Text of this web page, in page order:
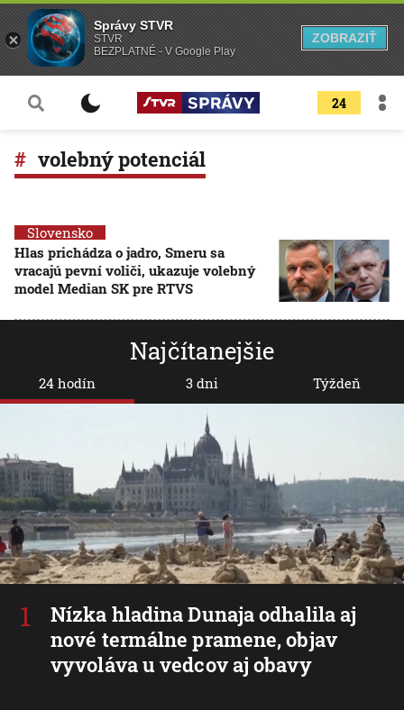
24
volebný potenciál
Slovensko
Hlas prichádza o jadro, Smeru sa
vracajú pevní voliči, ukazuje volebný
model Median SK pre RTVS
Najčítanejšie
24 hodín
Nízka hladina Dunaja odhalila aj
nové termálne pramene, objav
vyvoláva u vedcov aj obavy
3 dni Týždeň
Správy STVR
STVR
BEZPLATNÉ - V Google Play
ZOBRAZIŤ